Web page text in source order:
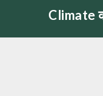
content
Climate